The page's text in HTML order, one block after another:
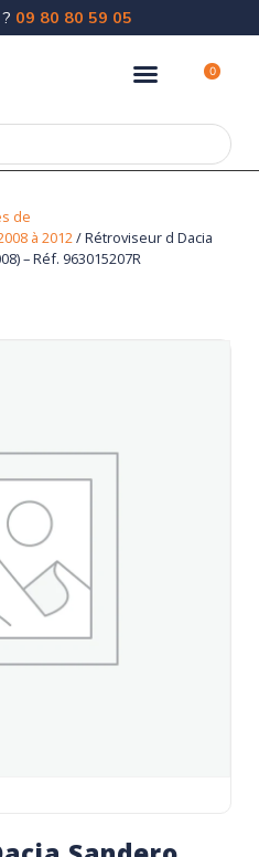
09 80 80 59 05
0
de
à 2012/ Rétroviseur d Dacia
– Réf. 963015207R